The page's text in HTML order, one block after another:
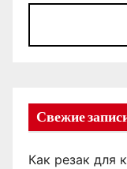
Свежие
Как резак для